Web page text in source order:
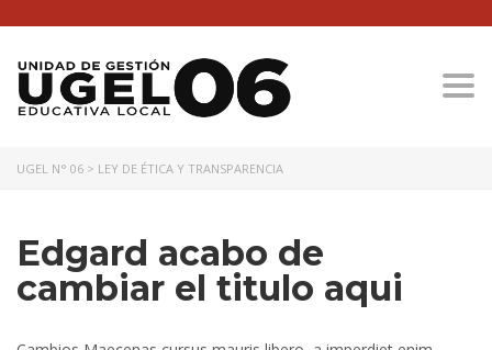
UGEL N° 06 > LEY DE ÉTICA Y TRANSPARENCIA
Edgard acabo de
cambiar el titulo aqui